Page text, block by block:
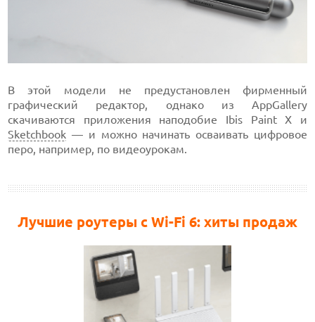
В этой модели не предустановлен фирменный
графический редактор, однако из AppGallery
скачиваются приложения наподобие Ibis Paint X и
Sketchbook — и можно начинать осваивать цифровое
перо, например, по видеоурокам.
Лучшие роутеры с Wi-Fi 6: хиты продаж